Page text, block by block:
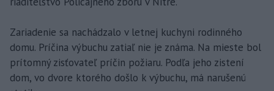
Zariadenie sa nachádzalo v letnej kuchyni rodinného
domu. Príčina výbuchu zatiaľ nie je známa. Na mieste bol
prítomný zisťovateľ príčin požiaru. Podľa jeho zistení
dom, vo dvore ktorého došlo k výbuchu, má narušenú